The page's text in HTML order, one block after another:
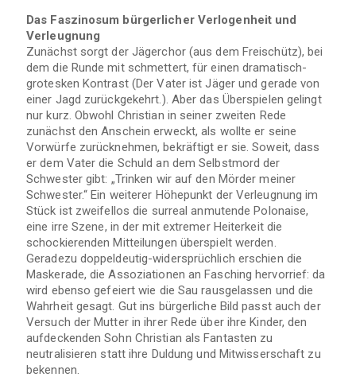
Das Faszinosum bürgerlicher Verlogenheit und
Verleugnung
Zunächst sorgt der Jägerchor (aus dem Freischütz), bei
dem die Runde mit schmettert, für einen dramatisch-
grotesken Kontrast (Der Vater ist Jäger und gerade von
einer Jagd zurückgekehrt.). Aber das Überspielen gelingt
nur kurz. Obwohl Christian in seiner zweiten Rede
zunächst den Anschein erweckt, als wollte er seine
Vorwürfe zurücknehmen, bekräftigt er sie. Soweit, dass
er dem Vater die Schuld an dem Selbstmord der
Schwester gibt: „Trinken wir auf den Mörder meiner
Schwester.“ Ein weiterer Höhepunkt der Verleugnung im
Stück ist zweifellos die surreal anmutende Polonaise,
eine irre Szene, in der mit extremer Heiterkeit die
schockierenden Mitteilungen überspielt werden.
Geradezu doppeldeutig-widersprüchlich erschien die
Maskerade, die Assoziationen an Fasching hervorrief: da
wird ebenso gefeiert wie die Sau rausgelassen und die
Wahrheit gesagt. Gut ins bürgerliche Bild passt auch der
Versuch der Mutter in ihrer Rede über ihre Kinder, den
aufdeckenden Sohn Christian als Fantasten zu
neutralisieren statt ihre Duldung und Mitwisserschaft zu
bekennen.